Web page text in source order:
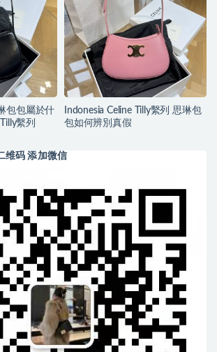
包包屬於什
繫列
Indonesia Celine Tilly繫列 思琳包
包如何辨別真假
维码 添加微信